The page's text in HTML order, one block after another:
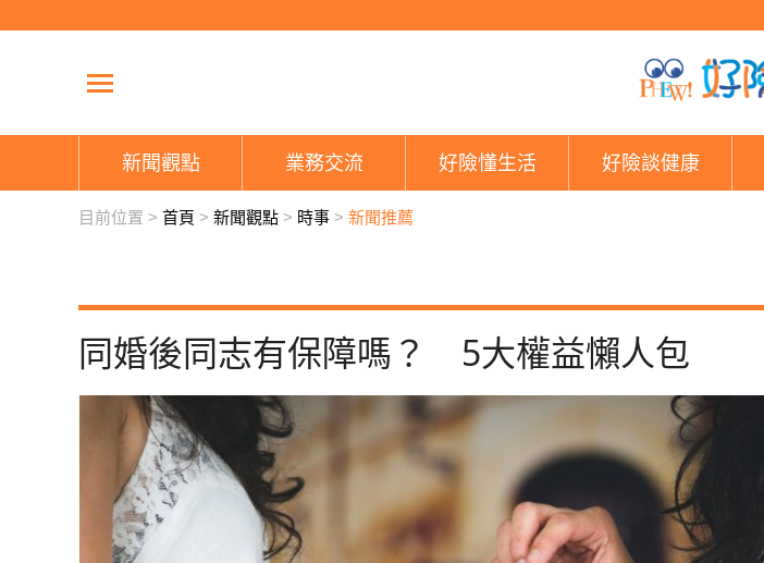
新聞觀點 業務交流 好險懂生活 好險談健康
目前位置 > 首頁 > 新聞觀點 > 時事 > 新聞推薦
同婚後同志有保障嗎？ 5大權益懶人包